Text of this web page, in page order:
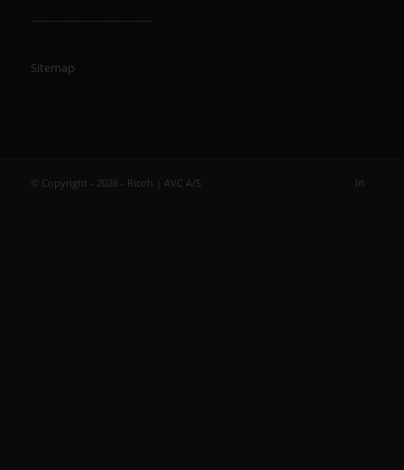
----------------------------------
Sitemap
© Copyright - 2026 - Ricoh | AVC A/S